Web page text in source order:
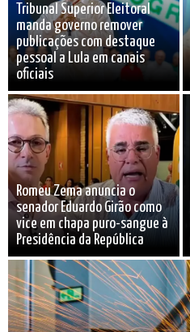
Tribunal Superior Eleitoral
manda governo remover
publicações com destaque
pessoal a Lula em canais
oficiais
Romeu Zema anuncia o
senador Eduardo Girão como
vice em chapa puro-sangue à
Presidência da República